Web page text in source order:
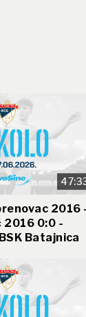
2016
2016 0:0 -
Batajnica